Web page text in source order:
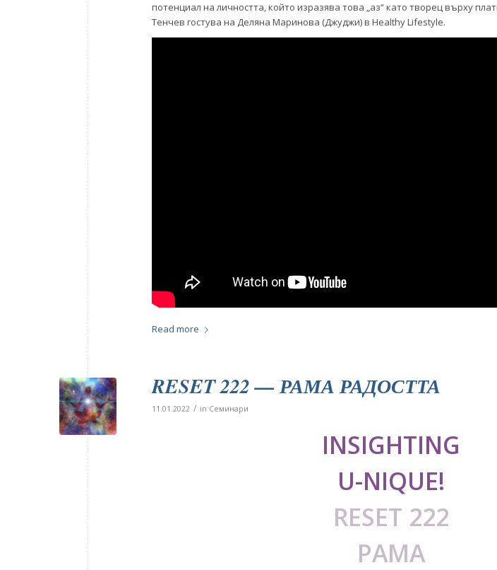
потенциал на личността, който изразява това „аз“ като творец върху
Тенчев гостува на Деляна Маринова (Джуджи) в Healthy Lifestyle.
Read more
RESET 222 — РАМА РАДОСТТА
11.01.2022 / in Семинари
INSIGHTING
U-NIQUE!
RESET 222
РАМА